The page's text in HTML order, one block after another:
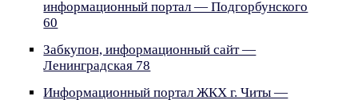
информационный портал — Подгорбунского
60
Забкупон, информационный сайт —
Ленинградская 78
Информационный портал ЖКХ г. Читы —